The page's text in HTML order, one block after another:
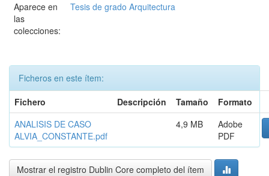
Aparece en
las
colecciones:
Tesis de grado Arquitectura
Ficheros en este ítem:
Fichero
Descripción Tamaño
Formato
ANALISIS DE CASO
ALVIA_CONSTANTE.pdf
4,9 MB
Adobe
PDF
Mostrar el registro Dublin Core completo del ítem